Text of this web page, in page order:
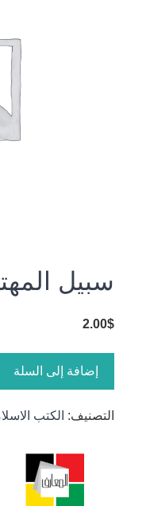
سبيل
2.00$
إضافة إلى السلة
التصنيف: الكتب